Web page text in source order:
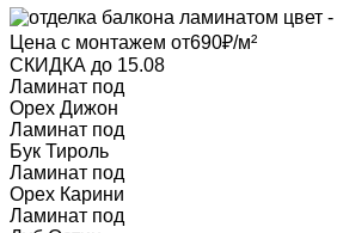
Цена с монтажем от690₽/м²
СКИДКА до 15.08
Ламинат под
Орех Дижон
Ламинат под
Бук Тироль
Ламинат под
Орех Карини
Ламинат под